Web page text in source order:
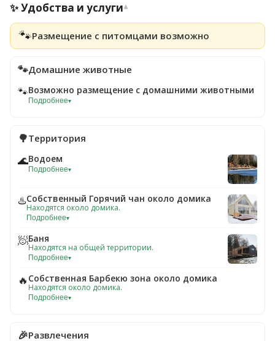
✨ Удобства и услуги▾
🐾Размещение с питомцами возможно
🐾Домашние животные
🐾Возможно размещение с домашними животными
Подробнее▾
🌳Территория
🌊Водоем
Подробнее▾
♨️Собственный Горячий чан около домика
Находятся около домика.
Подробнее▾
🧖Баня
Находятся на общей территории.
Подробнее▾
🔥 Собственная Барбекю зона около домика
Находятся около домика.
Подробнее▾
🎉Развлечения